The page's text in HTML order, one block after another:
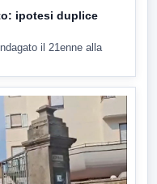
ipotesi duplice
il 21enne alla